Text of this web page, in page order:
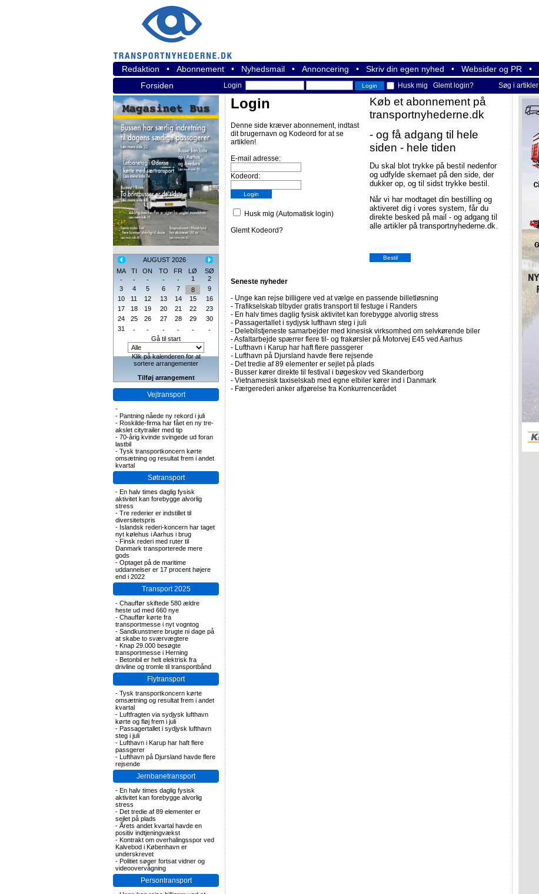
Redaktion • Abonnement • Nyhedsmail • Annoncering • Skriv din egen nyhed • Websider og PR •
Forsiden
Login Husk mig Glemt login? Søg i artikler
AUGUST 2026
MA
TI ON TO FR LØ
SØ
-
- - - - 1
2
3
4 5 6 7 8
9
10
11 12 13 14 15
16
17
18 19 20 21 22
23
24
25 26 27 28 29
30
31
- - - - -
-
Gå til start
Klik på kalenderen for at
sortere arrangementer
Tilføj arrangement
Vejtransport
-
- Pantning nåede ny rekord i juli
- Roskilde-firma har fået en ny tre-
akslet citytrailer med tip
- 70-årig kvinde svingede ud foran
lastbil
- Tysk transportkoncern kørte
omsætning og resultat frem i andet
kvartal
Søtransport
- En halv times daglig fysisk
aktivitet kan forebygge alvorlig
stress
- Tre rederier er indstillet til
diversitetspris
- Islandsk rederi-koncern har taget
nyt kølehus i Aarhus i brug
- Finsk rederi med ruter til
Danmark transporterede mere
gods
- Optaget på de maritime
uddannelser er 17 procent højere
end i 2022
Transport 2025
- Chauffør skiftede 580 ældre
heste ud med 660 nye
- Chauffør kørte fra
transportmesse i nyt vogntog
- Sandkunstnere brugte ni dage på
at skabe to sværvægtere
- Knap 29.000 besøgte
transportmesse i Herning
- Betonbil er helt elektrisk fra
drivline og tromle til transportbånd
Flytransport
- Tysk transportkoncern kørte
omsætning og resultat frem i andet
kvartal
- Luftfragten via sydjysk lufthavn
kørte og fløj frem i juli
- Passagertallet i sydjysk lufthavn
steg i juli
- Lufthavn i Karup har haft flere
passgerer
- Lufthavn på Djursland havde flere
rejsende
Jernbanetransport
- En halv times daglig fysisk
aktivitet kan forebygge alvorlig
stress
- Det tredie af 89 elementer er
sejlet på plads
- Årets andet kvartal havde en
positiv indtjeningvækst
- Kontrakt om overhalingsspor ved
Kalvebod i København er
underskrevet
- Politiet søger fortsat vidner og
videoovervågning
Persontransport
Login
Denne side kræver abonnement, indtast
dit brugernavn og Kodeord for at se
artiklen!
E-mail adresse:
Kodeord:
Husk mig (Automatisk login)
Glemt Kodeord?
Køb et abonnement på
transportnyhederne.dk
- og få adgang til hele
siden - hele tiden
Du skal blot trykke på bestil nedenfor
og udfylde skemaet på den side, der
dukker op, og til sidst trykke bestil.
Når vi har modtaget din bestilling og
aktiveret dig i vores system, får du
direkte besked på mail - og adgang til
alle artikler på transportnyhederne.dk.
Seneste nyheder
- Unge kan rejse billigere ved at vælge en passende billetløsning
- Trafikselskab tilbyder gratis transport til festuge i Randers
- En halv times daglig fysisk aktivitet kan forebygge alvorlig stress
- Passagertallet i sydjysk lufthavn steg i juli
- Delebilstjeneste samarbejder med kinesisk virksomhed om selvkørende biler
-Asfaltarbejde spærrer flere til- og frakørsler på Motorvej E45 ved Aarhus
- Lufthavn i Karup har haft flere passgerer
- Lufthavn på Djursland havde flere rejsende
- Det tredie af 89 elementer er sejlet på plads
- Busser kører direkte til festival i bøgeskov ved Skanderborg
- Vietnamesisk taxiselskab med egne elbiler kører ind i Danmark
- Færgerederi anker afgørelse fra Konkurrencerådet